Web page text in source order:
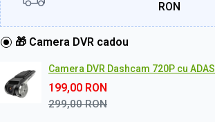
RON
🎁 Camera DVR cadou
Camera DVR Dashcam 720P cu ADAS
199,00 RON
299,00RON